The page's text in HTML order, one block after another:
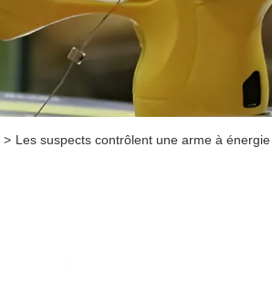
> Les suspects contrôlent une arme à